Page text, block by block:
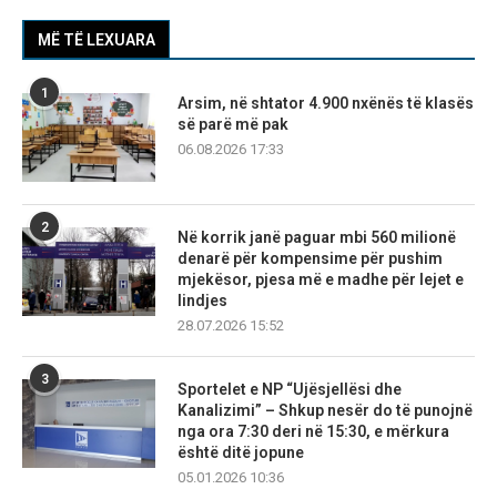
MË TË LEXUARA
1
Arsim, në shtator 4.900 nxënës të klasës
së parë më pak
06.08.2026 17:33
2
Në korrik janë paguar mbi 560 milionë
denarë për kompensime për pushim
mjekësor, pjesa më e madhe për lejet e
lindjes
28.07.2026 15:52
3
Sportelet e NP “Ujësjellësi dhe
Kanalizimi” – Shkup nesër do të punojnë
nga ora 7:30 deri në 15:30, e mërkura
është ditë jopune
05.01.2026 10:36